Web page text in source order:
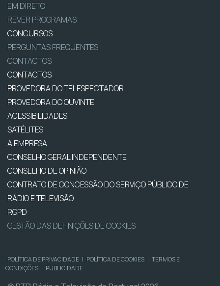
EM DIRETO
REVER PROGRAMAS
CONCURSOS
PERGUNTAS FREQUENTES
CONTACTOS
CONTACTOS
PROVEDORA DO TELESPECTADOR
PROVEDORA DO OUVINTE
ACESSIBILIDADES
SATÉLITES
A EMPRESA
CONSELHO GERAL INDEPENDENTE
CONSELHO DE OPINIÃO
CONTRATO DE CONCESSÃO DO SERVIÇO PÚBLICO DE
RÁDIO E TELEVISÃO
RGPD
GESTÃO DAS DEFINIÇÕES DE COOKIES
POLÍTICA DE PRIVACIDADE | POLÍTICA DE COOKIES | TERMOS E
CONDIÇÕES | PUBLICIDADE